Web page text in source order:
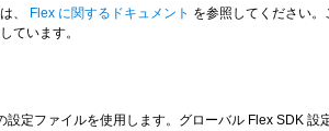
、
Flex に関するドキュメント を参照してください
ています。
定ファイルを使用します。グローバル Flex SDK